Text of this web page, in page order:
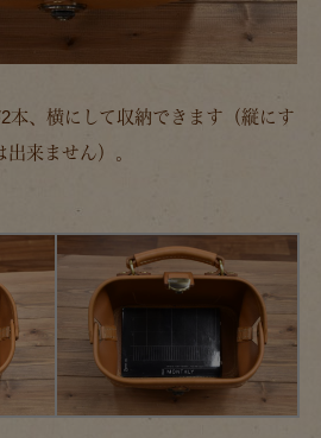
本、横にして収納できます（縦にす
来ません）。